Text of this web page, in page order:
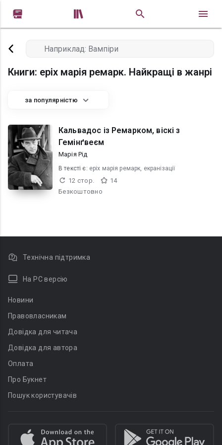
 
Книги: еріх марія ремарк. Найкращі в жанрі
за популярністю
Кальвадос із Ремарком, віскі з
Гемінґвеєм
Марія Рід
В текcті є: еріх марія ремарк, екранізації
12 стор.
14
Безкоштовно
Технічна підтримка
На PC версію
Новини
Правовласникам
Довідка для читача
Довідка для автора
Оплата
Про Букнет
Пошук користувачів